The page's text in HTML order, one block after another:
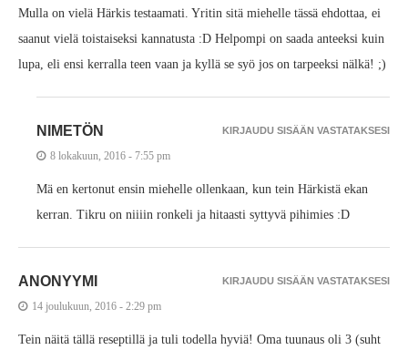
Mulla on vielä Härkis testaamati. Yritin sitä miehelle tässä ehdottaa, ei
saanut vielä toistaiseksi kannatusta :D Helpompi on saada anteeksi kuin
lupa, eli ensi kerralla teen vaan ja kyllä se syö jos on tarpeeksi nälkä! ;)
NIMETÖN
8 lokakuun, 2016 - 7:55 pm
Mä en kertonut ensin miehelle ollenkaan, kun tein Härkistä ekan
kerran. Tikru on niiiin ronkeli ja hitaasti syttyvä pihimies :D
KIRJAUDU SISÄÄN VASTATAKSESI
ANONYYMI
14 joulukuun, 2016 - 2:29 pm
Tein näitä tällä reseptillä ja tuli todella hyviä! Oma tuunaus oli 3 (suht
KIRJAUDU SISÄÄN VASTATAKSESI